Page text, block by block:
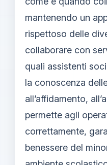
mantenendo un
rispettoso delle
collaborare con
quali assistenti
la conoscenza
all’affidamento,
permette agli
correttamente,
benessere del